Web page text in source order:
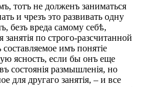
тотъ не долженъ заниматься
и чрезъ это развивать одну
безъ вреда самому себѣ,
по строго-разсчитанной
имъ понятіе
ясность, если бы онъ еще
состоянія размышленія, но
для другаго занятія, – и все